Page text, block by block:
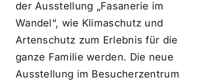
der Ausstellung „Fasanerie im
Wandel“, wie Klimaschutz und
Artenschutz zum Erlebnis für die
ganze Familie werden. Die neue
Ausstellung im Besucherzentrum